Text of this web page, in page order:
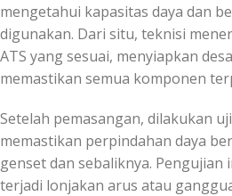
mengetahui kapasitas daya dan
digunakan. Dari situ, teknisi
ATS yang sesuai, menyiapkan
memastikan semua komponen
Setelah pemasangan, dilakukan
memastikan perpindahan daya
genset dan sebaliknya.
terjadi lonjakan arus atau